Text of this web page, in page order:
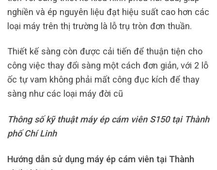
nghiền và ép nguyên liệu đạt hiệu suất cao hơn các
loại máy trên thị trường là lỗ trụ tròn đơn thuần.
Thiết kế sàng còn được cải tiến để thuận tiện cho
công việc thay đổi sàng một cách đơn giản, với 2 lỗ
ốc tự vam không phải mất công đục kích để thay
sàng như các loại máy đời cũ
Thông số kỹ thuật máy ép cám viên S150 tại Thành
phố Chí Linh
Hướng dẫn sử dụng máy ép cám viên tại Thành